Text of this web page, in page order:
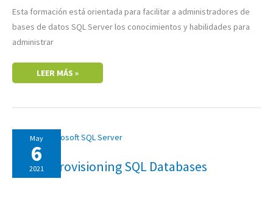
Esta formación está orientada para facilitar a administradores de
bases de datos SQL Server los conocimientos y habilidades para
administrar
LEER MÁS »
May
6
2021
20765: Provisioning SQL Databases
20765:
PROVISIONING
SQL
DATABASES